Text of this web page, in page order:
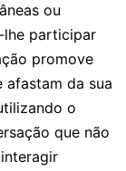
ou
lhe participar
promove
afastam da sua
o
que não